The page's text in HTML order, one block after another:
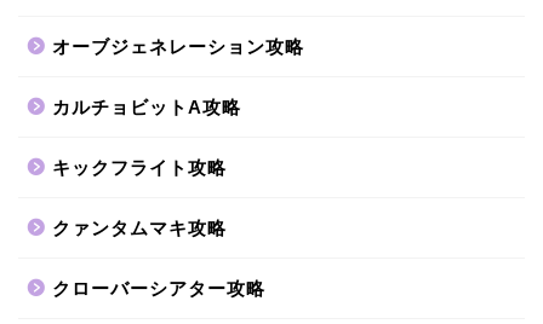
オーブジェネレーション攻略
カルチョビットA攻略
キックフライト攻略
クァンタムマキ攻略
クローバーシアター攻略